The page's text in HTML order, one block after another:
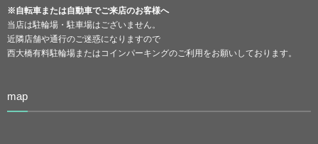
※自転車または自動車でご来店のお客様へ
当店は駐輪場・駐車場はございません。
近隣店舗や通行のご迷惑になりますので
西大橋有料駐輪場またはコインパーキングのご利用をお願いしております。
map